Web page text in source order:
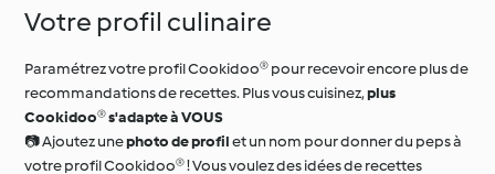
Votre profil culinaire
Paramétrez votre profil Cookidoo® pour recevoir encore plus de
recommandations de recettes. Plus vous cuisinez,plus
Cookidoo® s'adapte à VOUS
📷 Ajoutez unephoto de profilet un nom pour donner du peps à
votre profil Cookidoo® ! Vous voulez des idées de recettes